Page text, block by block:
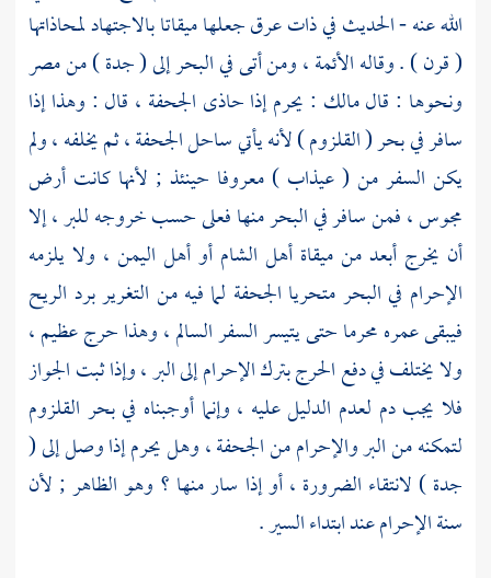
الله عنه - الحديث فيذات عرقجعلها ميقاتا بالاجتهاد لمحاذاتها
(قرن) . وقاله الأئمة ، ومن أتى في البحر إلى (جدة) من مصر
ونحوها : قالمالك : يحرم إذا حاذى الجحفة ، قال : وهذا إذا
سافر في بحر ( القلزوم ) لأنه يأتي ساحلالجحفة، ثم يخلفه ، ولم
يكن السفر من (عيذاب) معروفا حينئذ ; لأنها كانت أرض
مجوس، فمن سافر في البحر منها فعلى حسب خروجه للبر ، إلا
أن يخرج أبعد من ميقاة أهل الشام أو أهل اليمن ، ولا يلزمه
الإحرام في البحر متحريا الجحفة لما فيه من التغرير برد الريح
فيبقى عمره محرما حتى يتيسر السفر السالم ، وهذا حرج عظيم ،
ولا يختلف في دفع الحرج بترك الإحرام إلى البر ، وإذا ثبت الجواز
فلا يجب دم لعدم الدليل عليه ، وإنما أوجبناه في بحر القلزوم
لتمكنه من البر والإحرام منالجحفة، وهل يحرم إذا وصل إلى (
جدة) لانتقاء الضرورة ، أو إذا سار منها ؟ وهو الظاهر ; لأن
سنة الإحرام عند ابتداء السير .